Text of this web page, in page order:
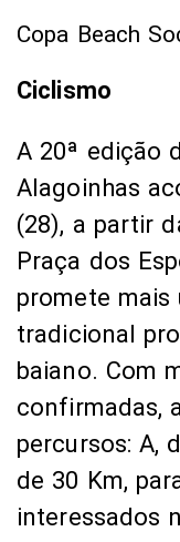
Copa Beach
Ciclismo
A 20ª edição
Alagoinhas
(28), a partir
Praça dos
promete mais
tradicional
baiano. Com
confirmadas,
percursos: A,
de 30 Km,
interessados